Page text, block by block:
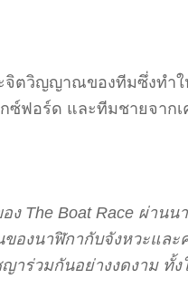
จิตวิญญาณของทีมซึ่งทำ
ฟอร์ด และทีมชายจากเ
The Boat Race ผ่านน
องนาฬิกากับจังหวะและ
าร่วมกันอย่างงดงาม ทั้ง